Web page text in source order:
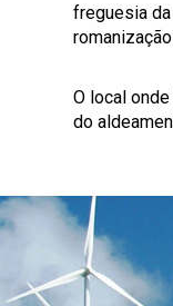
freguesia
O local
do